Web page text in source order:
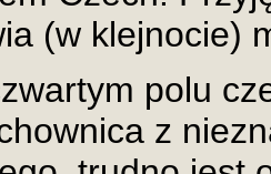
(w klejnocie)
polu
z